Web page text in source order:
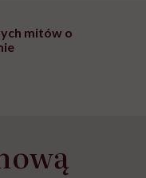
mitów o